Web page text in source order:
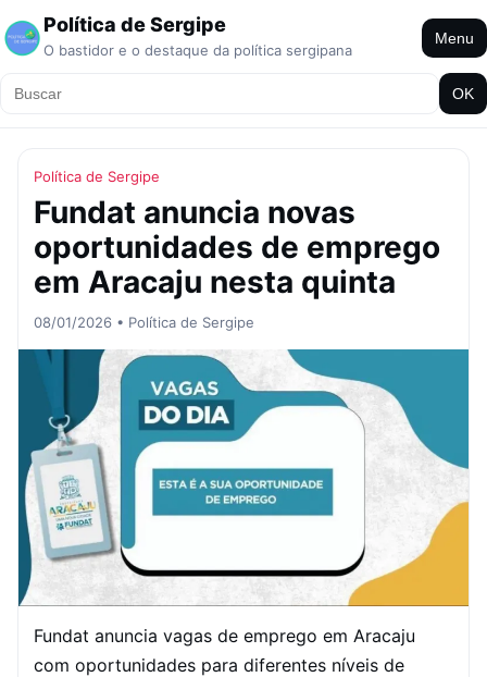
Política de Sergipe
O bastidor e o destaque da política sergipana
Menu
OK
Política de Sergipe
Fundat anuncia novas
oportunidades de emprego
em Aracaju nesta quinta
08/01/2026 • Política de Sergipe
Fundat anuncia vagas de emprego em Aracaju
com oportunidades para diferentes níveis de